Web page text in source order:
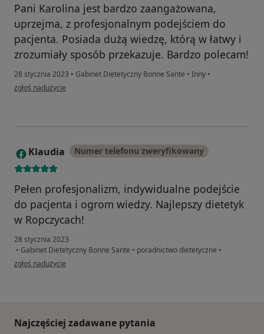
Pani Karolina jest bardzo zaangażowana,
uprzejma, z profesjonalnym podejściem do
pacjenta. Posiada dużą wiedzę, którą w łatwy i
zrozumiały sposób przekazuje. Bardzo polecam!
28 stycznia 2023 • Gabinet Dietetyczny Bonne Sante • Inny •
w opinii użytkownika Małgorzata
zgłoś nadużycie
K Klaudia Numer telefonu zweryfikowany
Pełen profesjonalizm, indywidualne podejście
do pacjenta i ogrom wiedzy. Najlepszy dietetyk
w Ropczycach!
28 stycznia 2023
• Gabinet Dietetyczny Bonne Sante • poradnictwo dietetyczne •
w opinii użytkownika Klaudia
zgłoś nadużycie
Najczęściej zadawane pytania